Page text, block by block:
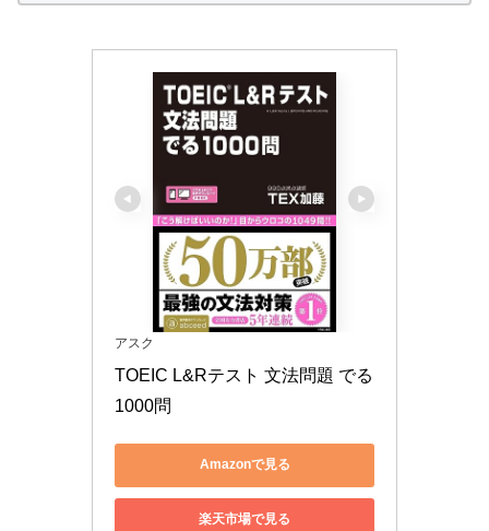
アスク
TOEIC L&Rテスト 文法問題 でる
1000問
Amazonで見る
楽天市場で見る